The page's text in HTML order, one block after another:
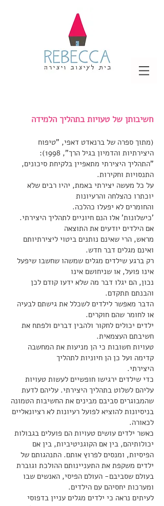
חשיבותן של טעויות בתהליך הלמידה
(מתוך ספרה של ברנאדט דאפי, "טיפוח
היצירתיות והדמיון בגיל הרך", 1998):
"התהליך היצירתי מתאפיין בלקיחת סיכונים,
התנסויות וחקירות.
על כל מעשה יצירתי באמת, יהיו רבים שלא
יוכתרו כהצלחה והרעיונות
והחומרים לא יפעלו כהלכה.
'כישלונות' אלו הנם חיוניים לתהליך היצירתי.
אם הילדים יודעים את התוצאה
מראש, הרי שאינם נותנים ביטוי ליצירתיותם
ואינם מגלים דבר חדש.
רק ברגע שילדים מגלים שמשהו שחשבו שיפעל
אינו פועל, או שניחושם אינו
נכון, הם יגלו דבר מה שלא ידעו קודם לכן
והבנתם תתקדם.
הדבר מאפשר לילדים לשכלל את גישתם לבעיה
או לחומר שהם חוקרים.
ילדים יכולים לחקור ולהבין דברים ולפתח את
חשיבתם העצמאית.
טעויות חשובות כי הן מניעות את המחשבה
קדימה ועל כן הן חיוניות לתהליך
היצירתי.
כדי שילדים ירגישו חופשיים לעשות טעויות
עליהם לשלוט בתהליך היצירתי. עליהם לדעת
שהמבוגרים סביבם מבינים את החשיבות הטמונה
בניסיונות להוציא לפועל רעיונות לא רציונאליים
לכאורה.
כאשר ילדים עושים טעויות הם פועלים בגבולות
יכולותיהם, בין אם הקוגניטיביות, בין אם
הפיסיות, ומנסים לפרוץ אותם. התנהגותם של
ילדים משקפת את התעניינותם ההולכת וגוברת
בעולם שסביבם- העולם הפיסי, האנשים שבו
ומערכות יחסיהם עם הילדים.
לעיתים נראה כי ילדים מגלים עניין בדפוסי